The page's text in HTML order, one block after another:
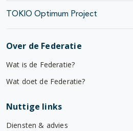
TOKIO Optimum Project
Over de Federatie
Wat is de Federatie?
Wat doet de Federatie?
Nuttige links
Diensten & advies